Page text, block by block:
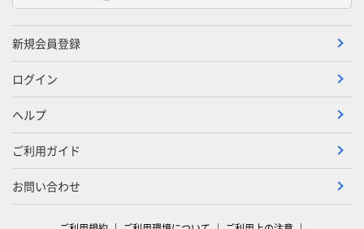
新規会員登録
ログイン
ヘルプ
ご利用ガイド
お問い合わせ